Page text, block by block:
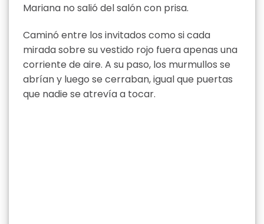
Mariana no salió del salón con prisa.
Caminó entre los invitados como si cada
mirada sobre su vestido rojo fuera apenas una
corriente de aire. A su paso, los murmullos se
abrían y luego se cerraban, igual que puertas
que nadie se atrevía a tocar.